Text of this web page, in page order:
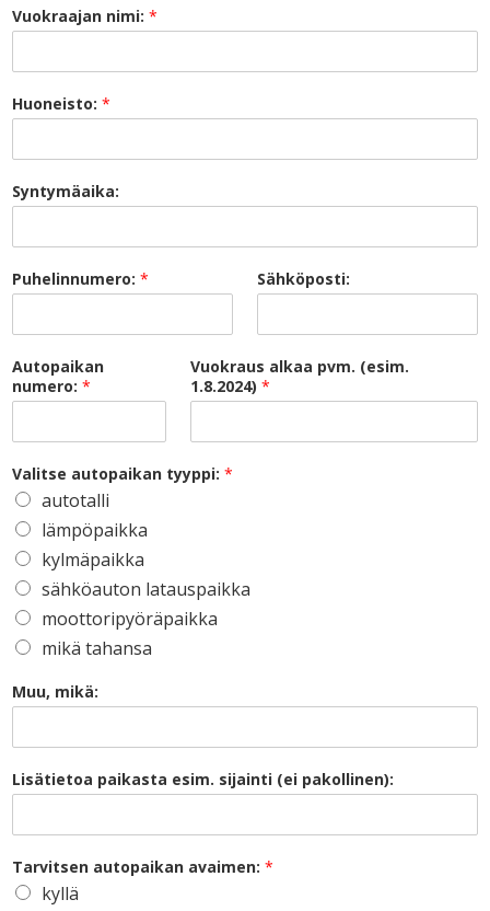
Vuokraajan nimi: *
Huoneisto: *
Syntymäaika:
Puhelinnumero: * Sähköposti:
Autopaikan
numero: *
Vuokraus alkaa pvm. (esim.
1.8.2024) *
Valitse autopaikan tyyppi: *
autotalli
lämpöpaikka
kylmäpaikka
sähköauton latauspaikka
moottoripyöräpaikka
mikä tahansa
Muu, mikä:
Lisätietoa paikasta esim. sijainti (ei pakollinen):
Tarvitsen autopaikan avaimen: *
kyllä